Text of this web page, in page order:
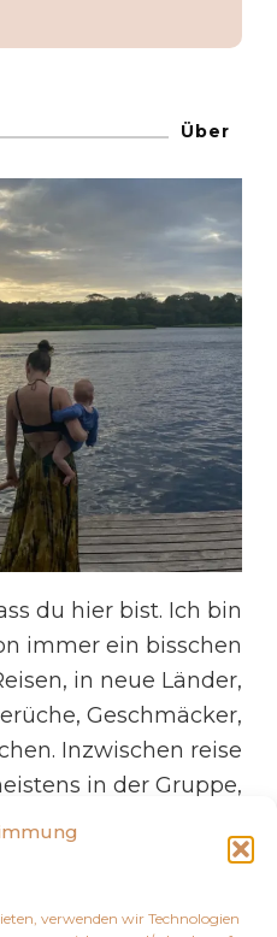
verwenden wir Technologien
Über
du hier bist. Ich bin
immer ein bisschen
in neue Länder,
Geschmäcker,
Inzwischen reise
in der Gruppe,
beiden Kindern
dem Elternwerden
Leben verändert, …